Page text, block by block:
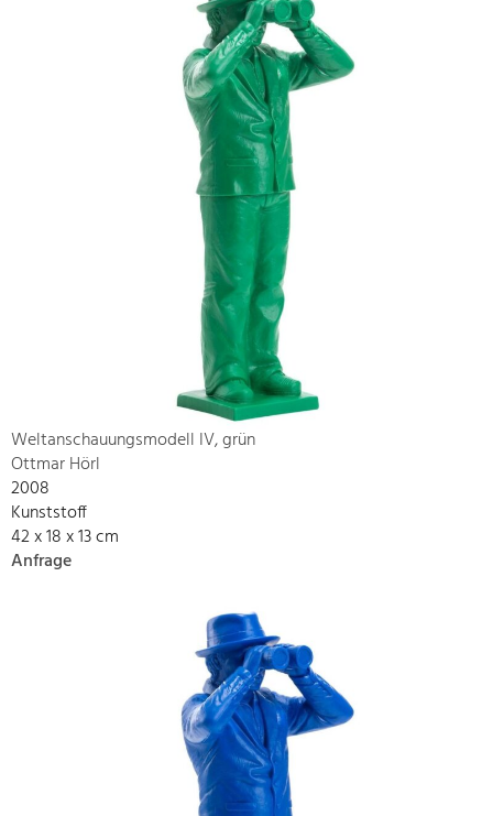
Weltanschauungsmodell IV, grün
Ottmar Hörl
2008
Kunststoff
42 x 18 x 13 cm
Anfrage